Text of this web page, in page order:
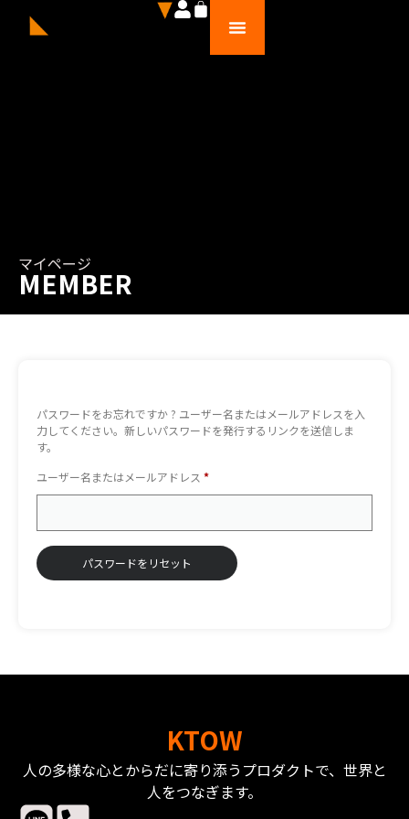
MEMBER
マイページ
パスワードをお忘れですか ? ユーザー名またはメールアドレスを入
力してください。新しいパスワードを発行するリンクを送信しま
す。
ユーザー名またはメールアドレス *
パスワードをリセット
KTOW
人の多様な心とからだに寄り添うプロダクトで、世界と
人をつなぎます。